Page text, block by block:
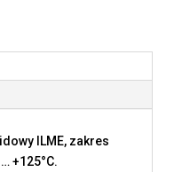
ILME, zakres
+125°C.